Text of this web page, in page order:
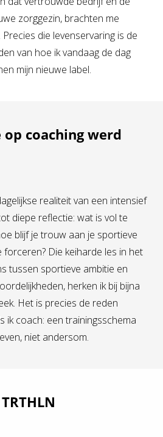
zorggezin, brachten me
die levenservaring is de
van hoe ik vandaag de dag
mijn nieuwe label.
coaching werd
realiteit van een intensief
diepe reflectie: wat is vol te
blijf je trouw aan je sportieve
Die keiharde les in het
tussen sportieve ambitie en
herken ik bij bijna
Het is precies de reden
ik coach: een trainingsschema
niet andersom.